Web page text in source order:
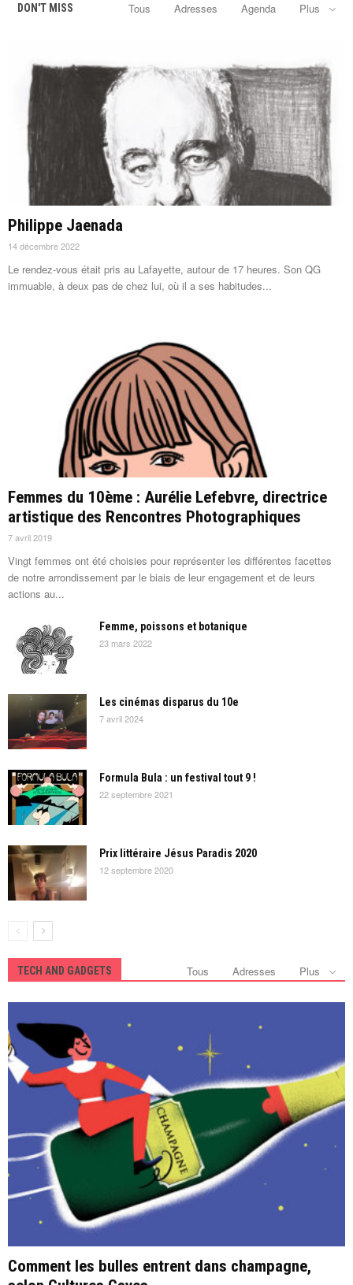
DON'T MISS Tous Adresses Agenda Plus
Philippe Jaenada
14 décembre 2022
Le rendez-vous était pris au Lafayette, autour de 17 heures. Son QG
immuable, à deux pas de chez lui, où il a ses habitudes...
Femmes du 10ème : Aurélie Lefebvre, directrice
artistique des Rencontres Photographiques
7 avril 2019
Vingt femmes ont été choisies pour représenter les différentes facettes
de notre arrondissement par le biais de leur engagement et de leurs
actions au...
Femme, poissons et botanique
23 mars 2022
Les cinémas disparus du 10e
7 avril 2024
Formula Bula : un festival tout 9 !
22 septembre 2021
Prix littéraire Jésus Paradis 2020
12 septembre 2020
TECH AND GADGETS Tous Adresses Plus
Comment les bulles entrent dans champagne,